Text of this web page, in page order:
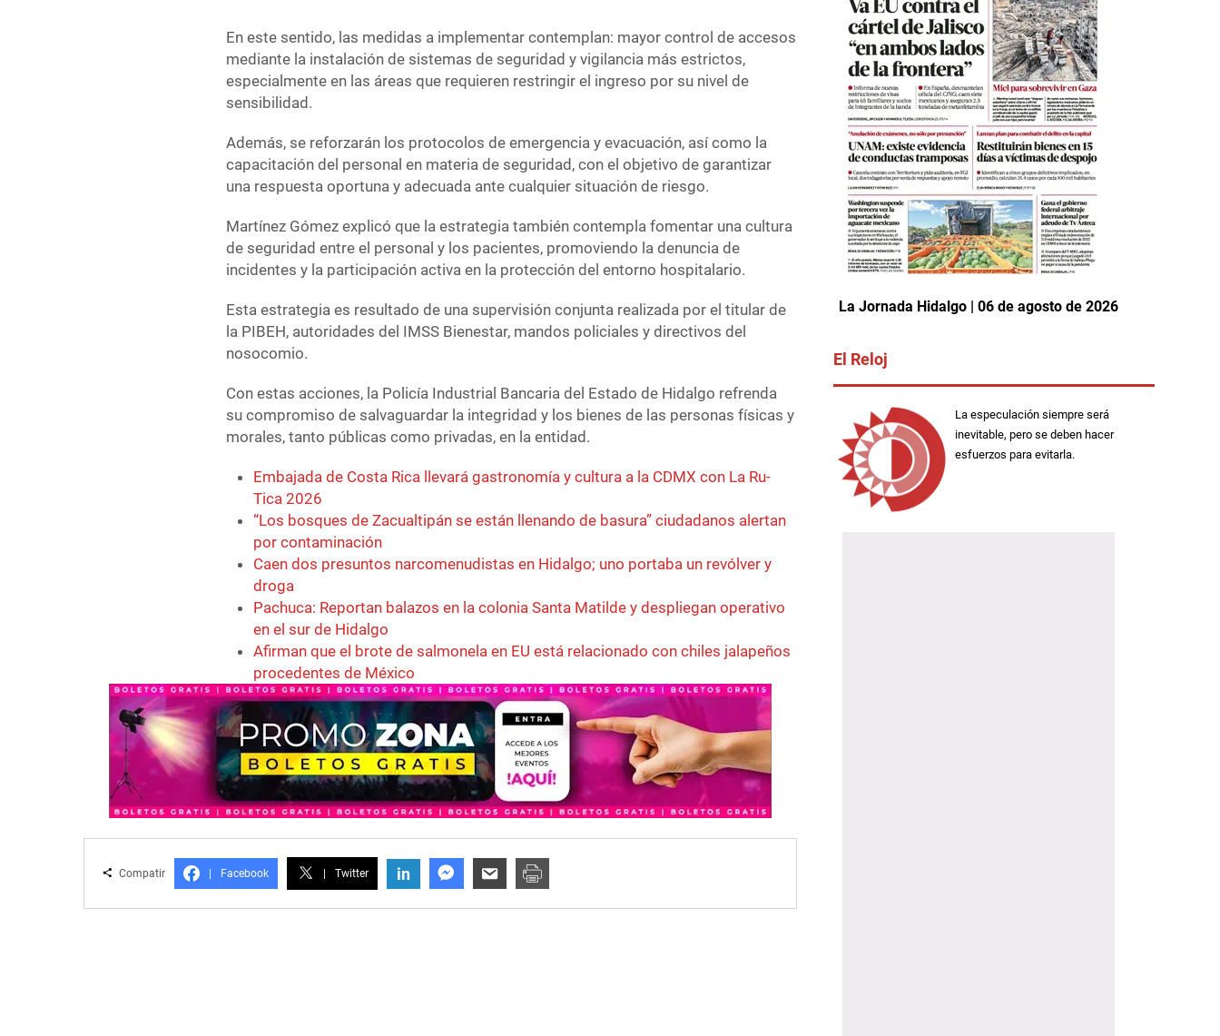
En este sentido, las medidas a implementar contemplan: mayor control de accesos
mediante la instalación de sistemas de seguridad y vigilancia más estrictos,
especialmente en las áreas que requieren restringir el ingreso por su nivel de
sensibilidad.
Además, se reforzarán los protocolos de emergencia y evacuación, así como la
capacitación del personal en materia de seguridad, con el objetivo de garantizar
una respuesta oportuna y adecuada ante cualquier situación de riesgo.
Martínez Gómez explicó que la estrategia también contempla fomentar una cultura
de seguridad entre el personal y los pacientes, promoviendo la denuncia de
incidentes y la participación activa en la protección del entorno hospitalario.
Esta estrategia es resultado de una supervisión conjunta realizada por el titular de
la PIBEH, autoridades del IMSS Bienestar, mandos policiales y directivos del
nosocomio.
Con estas acciones, la Policía Industrial Bancaria del Estado de Hidalgo refrenda
su compromiso de salvaguardar la integridad y los bienes de las personas físicas y
morales, tanto públicas como privadas, en la entidad.
Embajada de Costa Rica llevará gastronomía y cultura a la CDMX con La Ru-
Tica 2026
“Los bosques de Zacualtipán se están llenando de basura” ciudadanos alertan
por contaminación
Caen dos presuntos narcomenudistas en Hidalgo; uno portaba un revólver y
droga
Pachuca: Reportan balazos en la colonia Santa Matilde y despliegan operativo
en el sur de Hidalgo
Afirman que el brote de salmonela en EU está relacionado con chiles jalapeños
procedentes de México
Compatir Facebook Twitter in
La Jornada Hidalgo | 06 de agosto de 2026
El Reloj
La especulación siempre será
inevitable, pero se deben hacer
esfuerzos para evitarla.